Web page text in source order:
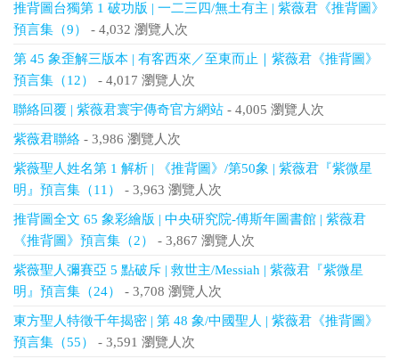
推背圖台獨第 1 破功版 | 一二三四/無土有主 | 紫薇君《推背圖》
預言集（9）
- 4,032 瀏覽人次
第 45 象歪解三版本 | 有客西來／至東而止｜紫薇君《推背圖》
預言集（12）
- 4,017 瀏覽人次
聯絡回覆 | 紫薇君寰宇傳奇官方網站 - 4,005 瀏覽人次
紫薇君聯絡 - 3,986 瀏覽人次
紫薇聖人姓名第 1 解析 | 《推背圖》/第50象 | 紫薇君『紫微星
明』預言集（11）
- 3,963 瀏覽人次
推背圖全文 65 象彩繪版 | 中央研究院-傅斯年圖書館 | 紫薇君
《推背圖》預言集（2）
- 3,867 瀏覽人次
紫薇聖人彌賽亞 5 點破斥 | 救世主/Messiah | 紫薇君『紫微星
明』預言集（24）
- 3,708 瀏覽人次
東方聖人特徵千年揭密 | 第 48 象/中國聖人 | 紫薇君《推背圖》
預言集（55）
- 3,591 瀏覽人次